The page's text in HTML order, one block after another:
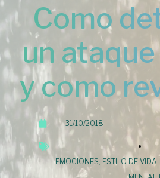
Como
un
y como
31/10/2018
EMOCIONES ESTILO DE VIDA